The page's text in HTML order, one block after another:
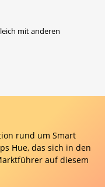
mit anderen
rund um Smart
Hue, das sich in den
auf diesem